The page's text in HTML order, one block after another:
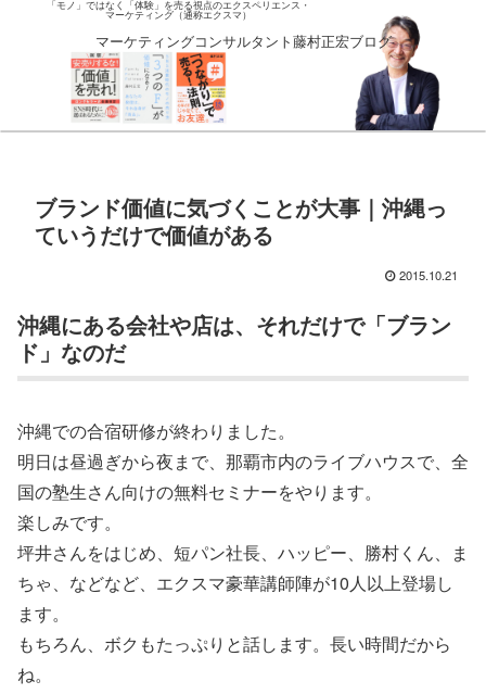
「モノ」ではなく「体験」を売る視点のエクスペリエンス・
マーケティング（通称エクスマ）
マーケティングコンサルタント藤村正宏ブログ
ブランド価値に気づくことが大事｜沖縄っ
ていうだけで価値がある
2015.10.21
沖縄にある会社や店は、それだけで「ブラン
ド」なのだ
沖縄での合宿研修が終わりました。
明日は昼過ぎから夜まで、那覇市内のライブハウスで、全
国の塾生さん向けの無料セミナーをやります。
楽しみです。
坪井さんをはじめ、短パン社長、ハッピー、勝村くん、ま
ちゃ、などなど、エクスマ豪華講師陣が10人以上登場し
ます。
もちろん、ボクもたっぷりと話します。長い時間だから
ね。